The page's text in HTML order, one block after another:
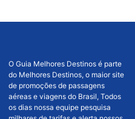
O Guia Melhores Destinos é parte
do Melhores Destinos, o maior site
de promoções de passagens
aéreas e viagens do Brasil, Todos
os dias nossa equipe pesquisa